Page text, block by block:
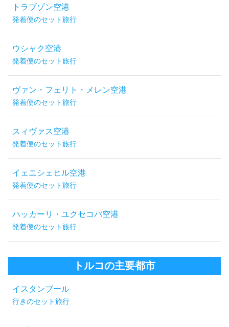
トラブゾン空港
発着便のセット旅行
ウシャク空港
発着便のセット旅行
ヴァン・フェリト・メレン空港
発着便のセット旅行
スィヴァス空港
発着便のセット旅行
イェニシェヒル空港
発着便のセット旅行
ハッカーリ・ユクセコバ空港
発着便のセット旅行
トルコの主要都市
イスタンブール
行きのセット旅行